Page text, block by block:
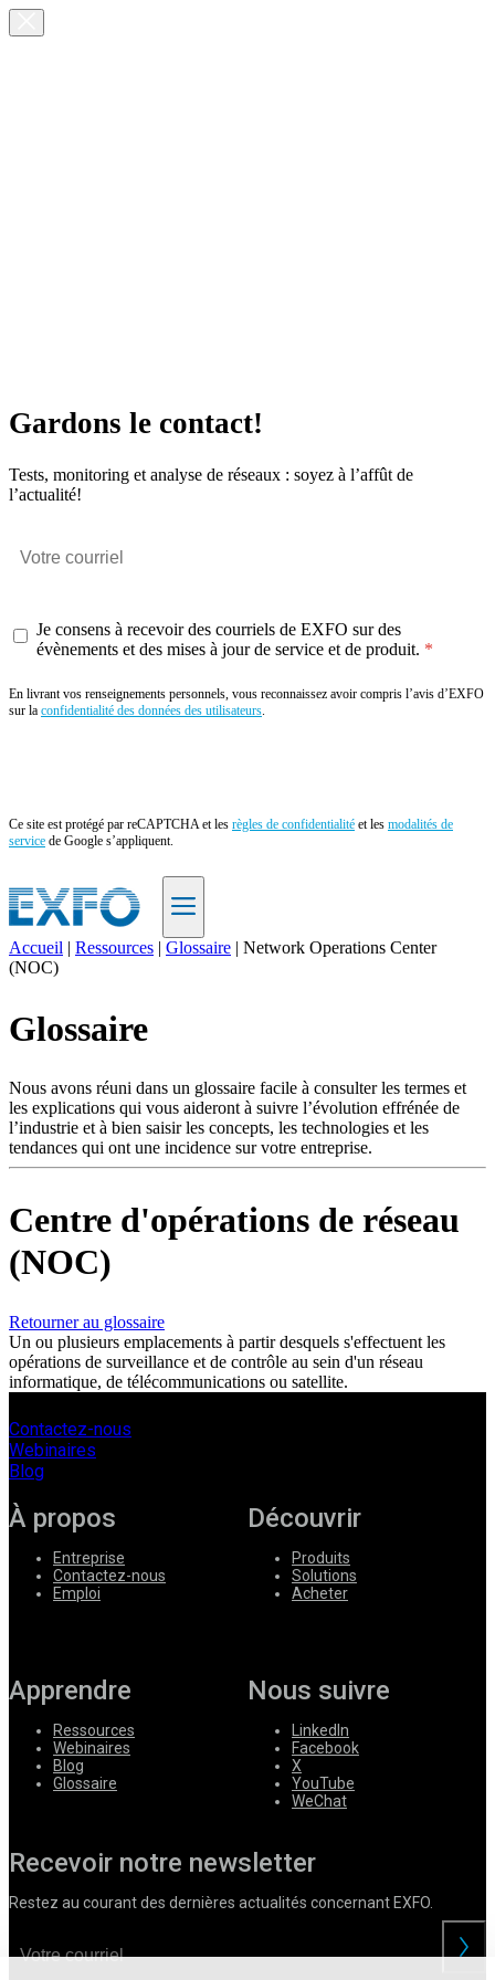
Gardons le contact!
Tests, monitoring et analyse de réseaux : soyez à l’affût de
l’actualité!
Je consens à recevoir des courriels de EXFO sur des
évènements et des mises à jour de service et de produit.
En livrant vos renseignements personnels, vous reconnaissez avoir compris l’avis d’EXFO
sur la confidentialité des données des utilisateurs.
Ce site est protégé par reCAPTCHA et les règles de confidentialité et les modalités de
service de Google s’appliquent.
FR
Produits
Solutions
Services
Acheter
Ressources
Contactez-
S'enregistrer
Se
connecter
Emploi
Partenaires
Accueil | Ressources | Glossaire | Network Operations Center
(NOC)
Glossaire
Nous avons réuni dans un glossaire facile à consulter les termes et
les explications qui vous aideront à suivre l’évolution effrénée de
l’industrie et à bien saisir les concepts, les technologies et les
tendances qui ont une incidence sur votre entreprise.
Centre d'opérations de réseau
(NOC)
Retourner au glossaire
Un ou plusieurs emplacements à partir desquels s'effectuent les
opérations de surveillance et de contrôle au sein d'un réseau
informatique, de télécommunications ou satellite.
Contactez-nous
Webinaires
Blog
À propos
Entreprise
Contactez-nous
Emploi
Découvrir
Produits
Solutions
Acheter
Apprendre
Ressources
Webinaires
Blog
Glossaire
Nous suivre
LinkedIn
Facebook
X
YouTube
WeChat
Recevoir notre newsletter
Restez au courant des dernières actualités concernant EXFO.